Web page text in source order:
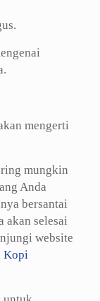
mengerti
mungkin
Anda
bersantai
akan selesai
website
Kopi